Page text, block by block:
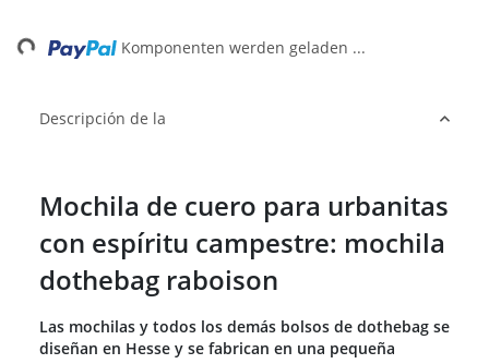
Komponenten werden geladen ...
Descripción de la
Mochila de cuero para urbanitas
con espíritu campestre: mochila
dothebag raboison
Las mochilas y todos los demás bolsos de dothebag se
diseñan en Hesse y se fabrican en una pequeña